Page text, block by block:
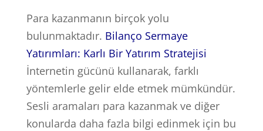
Para kazanmanın birçok yolu
bulunmaktadır. Bilanço Sermaye
Yatırımları: Karlı Bir Yatırım Stratejisi
İnternetin gücünü kullanarak, farklı
yöntemlerle gelir elde etmek mümkündür.
Sesli aramaları para kazanmak ve diğer
konularda daha fazla bilgi edinmek için bu